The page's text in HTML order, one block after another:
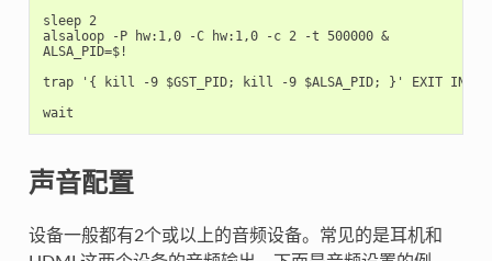
sleep 2
alsaloop -P hw:1,0 -C hw:1,0 -c 2 -t 500000 &
ALSA_PID=$!
trap '{ kill -9 $GST_PID; kill -9 $ALSA_PID; }' EXIT INT
声音配置
设备一般都有2个或以上的音频设备。常见的是耳机和